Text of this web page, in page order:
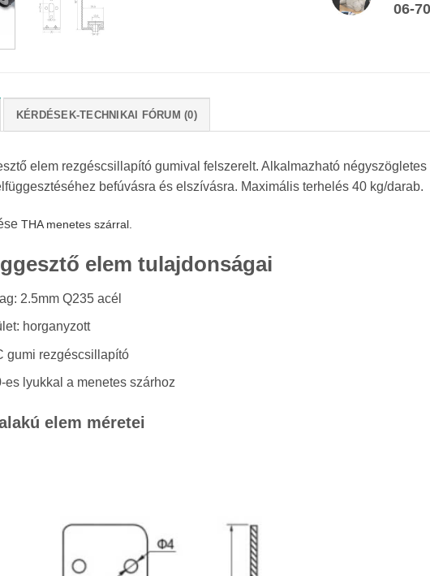
06-
KÉRDÉSEK-TECHNIKAI FÓRUM (0)
elem rezgéscsillapító gumival felszerelt. Alkalmazható
befúvásra és elszívásra. Maximális terhelés 40 kg/darab.
THA menetes szárral.
elem tulajdonságai
2.5mm Q235 acél
horganyzott
gumi rezgéscsillapító
es lyukkal a menetes szárhoz
elem méretei